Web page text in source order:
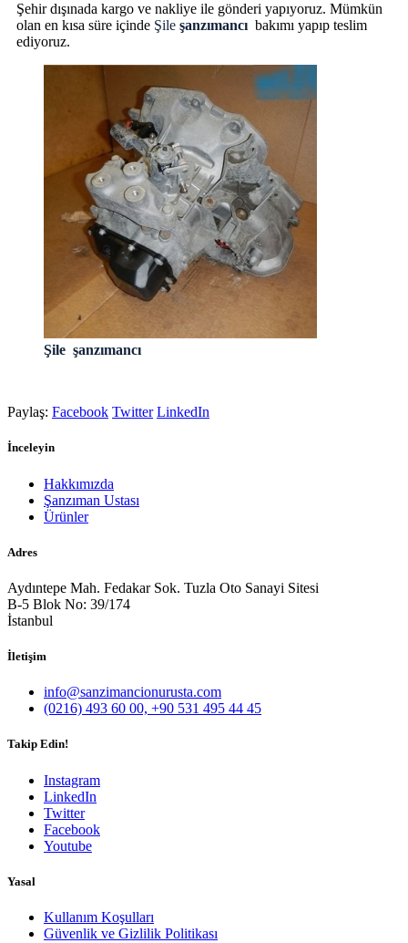
Şehir dışınada kargo ve nakliye ile gönderi yapıyoruz. Mümkün
olan en kısa süre içinde Şile şanzımancı bakımı yapıp teslim
ediyoruz.
Şile şanzımancı
Paylaş: Facebook Twitter LinkedIn
İnceleyin
Hakkımızda
Şanzıman Ustası
Ürünler
Adres
Aydıntepe Mah. Fedakar Sok. Tuzla Oto Sanayi Sitesi
B-5 Blok No: 39/174
İstanbul
İletişim
info@sanzimancionurusta.com
(0216) 493 60 00, +90 531 495 44 45
Takip Edin!
Instagram
LinkedIn
Twitter
Facebook
Youtube
Yasal
Kullanım Koşulları
Güvenlik ve Gizlilik Politikası